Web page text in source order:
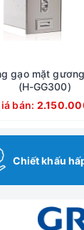
gạo mặt
(H-GG300)
bán:
Chiết khấu